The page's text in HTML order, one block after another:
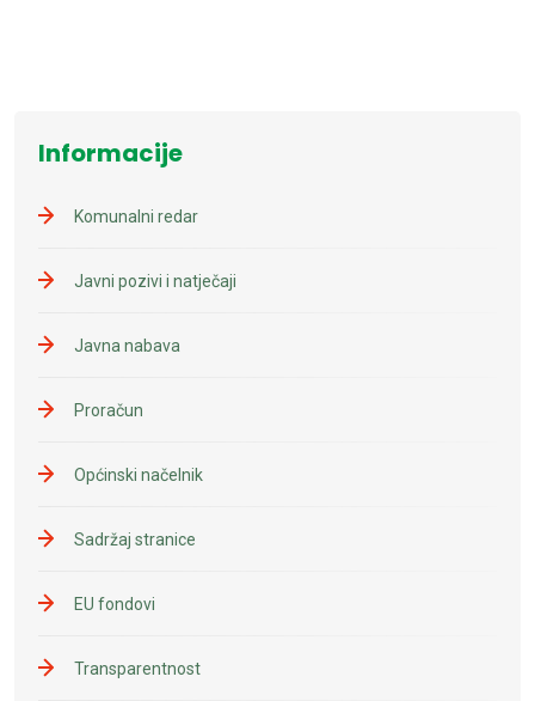
Informacije
Komunalni redar
Javni pozivi i natječaji
Javna nabava
Proračun
Općinski načelnik
Sadržaj stranice
EU fondovi
Transparentnost